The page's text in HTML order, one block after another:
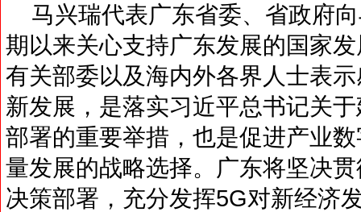
马兴瑞代表广东省委、省政府
期以来关心支持广东发展的国家
有关部委以及海内外各界人士表
新发展，是落实习近平总书记关
部署的重要举措，也是促进产业
量发展的战略选择。广东将坚决
决策部署，充分发挥5G对新经济